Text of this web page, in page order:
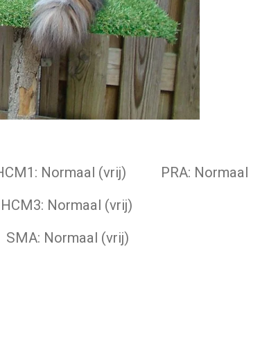
Normaal (vrij) PRA: Normaal
Normaal (vrij)
Normaal (vrij)